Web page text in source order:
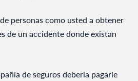
personas como usted a obtener
de un accidente donde existan
de seguros debería pagarle